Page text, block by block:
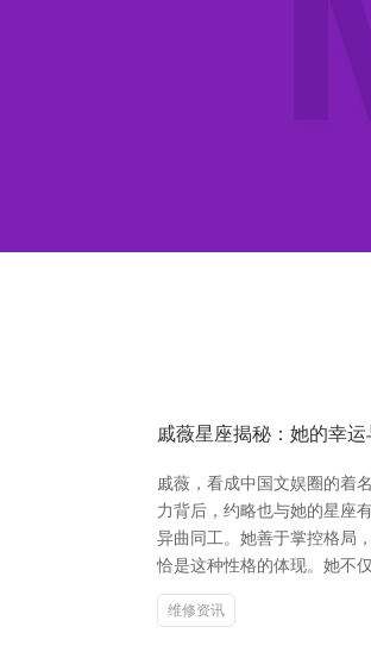
戚薇星座揭秘：她的幸
戚薇，看成中国文娱圈的着
力背后，约略也与她的星座
异曲同工。她善于掌控格局
恰是这种性格的体现。她不仅
维修资讯